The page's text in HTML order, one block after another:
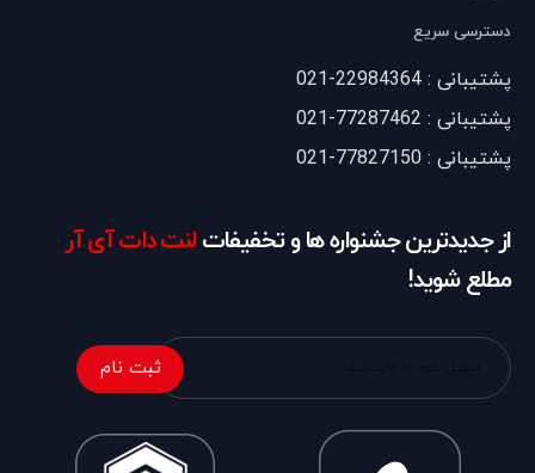
دسترسی سریع
پشتیبانی : 22984364-021
پشتیبانی : 77287462-021
پشتیبانی : 77827150-021
از جدیدترین جشنواره ها و تخفیفاتلنت دات آی آر
مطلع شوید!
ثبت نام